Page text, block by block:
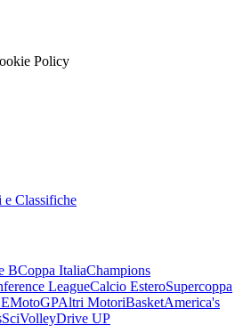
Policy
e Classifiche
BCoppa ItaliaChampions
LeagueCalcio EsteroSupercoppa
MotoGPAltri MotoriBasketAmerica's
SciVolleyDrive UP